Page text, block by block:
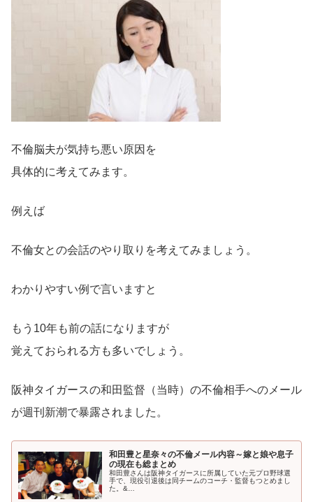
不倫脳夫が気持ち悪い原因を
具体的に考えてみます。
例えば
不倫女との会話のやり取りを考えてみましょう。
わかりやすい例で言いますと
もう10年も前の話になりますが
覚えておられる方も多いでしょう。
阪神タイガースの和田監督（当時）の不倫相手へのメール
が週刊新潮で暴露されました。
和田豊と星奈々の不倫メール内容～嫁と娘や息子
の現在も総まとめ
和田豊さんは阪神タイガースに所属していた元プロ野球選
手で、現役引退後は同チームのコーチ・監督もつとめまし
た。&…